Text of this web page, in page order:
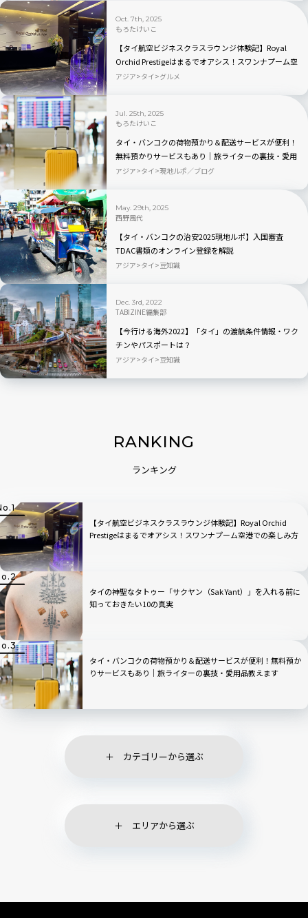
Oct. 7th, 2025
もろたけいこ
【タイ航空ビジネスクラスラウンジ体験記】Royal
Orchid Prestigeはまるでオアシス！スワンナプーム空
港での楽しみ方徹底ガイド
アジア タイ グルメ
Jul. 25th, 2025
もろたけいこ
タイ・バンコクの荷物預かり＆配送サービスが便利！
無料預かりサービスもあり｜旅ライターの裏技・愛用
品教えます
アジア タイ 現地ルポ／ブログ
May. 29th, 2025
西野風代
【タイ・バンコクの治安2025現地ルポ】入国審査
TDAC書類のオンライン登録を解説
アジア タイ 豆知識
Dec. 3rd, 2022
TABIZINE編集部
【今行ける海外2022】「タイ」の渡航条件情報・ワク
チンやパスポートは？
アジア タイ 豆知識
RANKING
ランキング
【タイ航空ビジネスクラスラウンジ体験記】Royal Orchid
Prestigeはまるでオアシス！スワンナプーム空港での楽しみ方
タイの神聖なタトゥー「サクヤン（Sak Yant）」を入れる前に
知っておきたい10の真実
タイ・バンコクの荷物預かり＆配送サービスが便利！無料預か
りサービスもあり｜旅ライターの裏技・愛用品教えます
カテゴリーから選ぶ
エリアから選ぶ